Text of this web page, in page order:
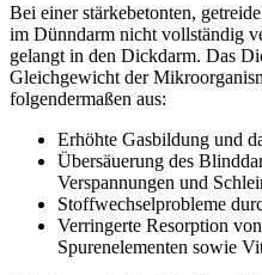
Bei einer stärkebetonten,
im Dünndarm nicht vollständig
gelangt in den Dickdarm. Das
Gleichgewicht der
folgendermaßen aus:
Erhöhte Gasbildung und
Übersäuerung des
Verspannungen und
Stoffwechselprobleme
Verringerte Resorption
Spurenelementen sowie